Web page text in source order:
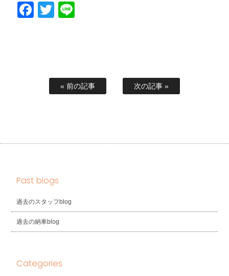
Facebook
Twitter
« 前の記事 次の記事 »
Past blogs
過去のスタッフblog
過去の納車blog
Categories